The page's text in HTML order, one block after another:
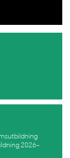
2026–